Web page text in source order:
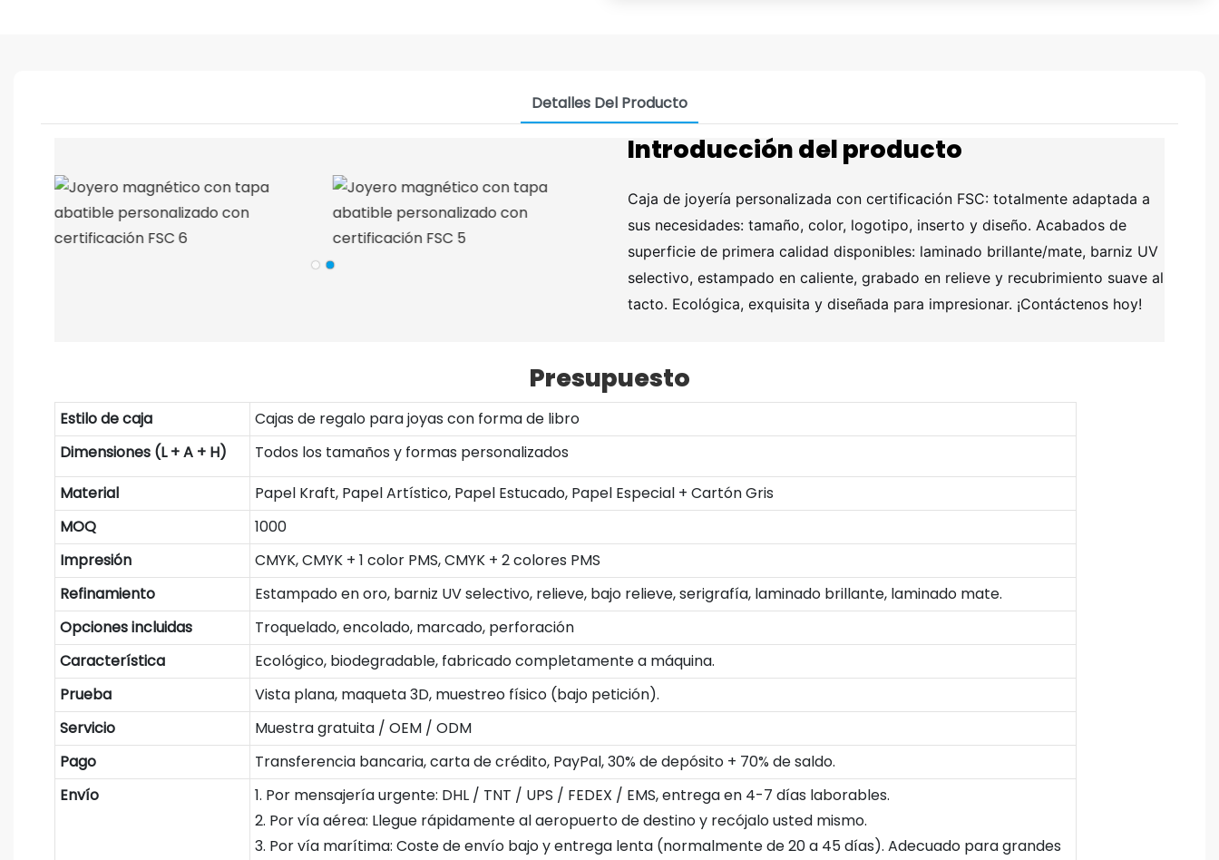
Detalles Del Producto
Introducción del producto
Caja de joyería personalizada con certificación FSC: totalmente adaptada a
sus necesidades: tamaño, color, logotipo, inserto y diseño. Acabados de
superficie de primera calidad disponibles: laminado brillante/mate, barniz UV
selectivo, estampado en caliente, grabado en relieve y recubrimiento suave al
tacto. Ecológica, exquisita y diseñada para impresionar. ¡Contáctenos hoy!
Presupuesto
Estilo de caja
Cajas de regalo para joyas con forma de libro
Dimensiones (L + A + H)
Todos los tamaños y formas personalizados
Material
Papel Kraft, Papel Artístico, Papel Estucado, Papel Especial + Cartón Gris
MOQ
1000
Impresión
CMYK, CMYK + 1 color PMS, CMYK + 2 colores PMS
Refinamiento
Estampado en oro, barniz UV selectivo, relieve, bajo relieve, serigrafía, laminado brillante, laminado mate.
Opciones incluidas
Troquelado, encolado, marcado, perforación
Característica
Ecológico, biodegradable, fabricado completamente a máquina.
Prueba
Vista plana, maqueta 3D, muestreo físico (bajo petición).
Servicio
Muestra gratuita / OEM / ODM
Pago
Transferencia bancaria, carta de crédito, PayPal, 30% de depósito + 70% de saldo.
Envío
1. Por mensajería urgente: DHL / TNT / UPS / FEDEX / EMS, entrega en 4-7 días laborables.
2. Por vía aérea: Llegue rápidamente al aeropuerto de destino y recójalo usted mismo.
3. Por vía marítima: Coste de envío bajo y entrega lenta (normalmente de 20 a 45 días). Adecuado para grandes